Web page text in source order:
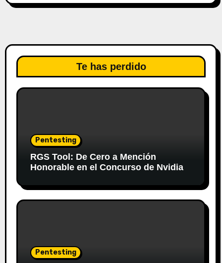
Te has perdido
Pentesting
RGS Tool: De Cero a Mención
Honorable en el Concurso de Nvidia
Pentesting